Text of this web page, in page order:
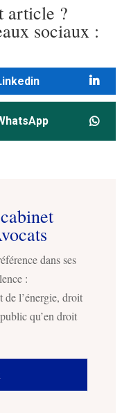
article ?
sociaux :
dans ses
:
l’énergie, droit
qu’en droit